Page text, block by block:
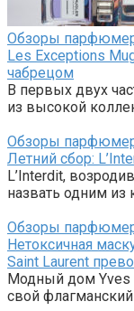
Обзоры
Les Exceptions
чабрецом
В первых двух
из высокой
Обзоры
Летний сбор:
L’Interdit,
назвать одним из
Обзоры
Нетоксичная
Saint Laurent
Модный дом Yves
свой